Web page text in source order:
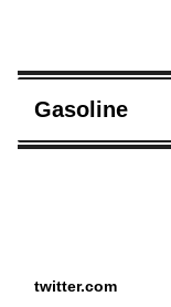
Gasoline
twitter.com